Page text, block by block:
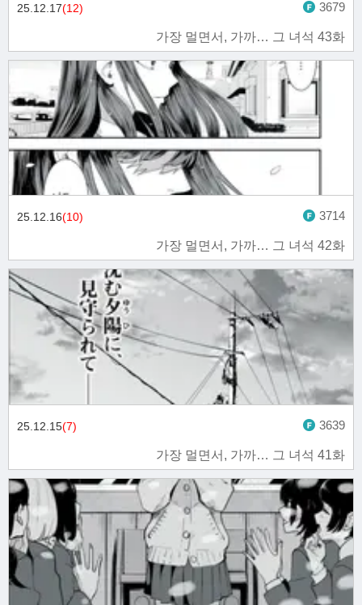
가장 멀면서, 가까… 그 녀석 43화
25.12.17(12) 3679
가장 멀면서, 가까… 그 녀석 42화
25.12.16(10) 3714
가장 멀면서, 가까… 그 녀석 41화
25.12.15(7) 3639